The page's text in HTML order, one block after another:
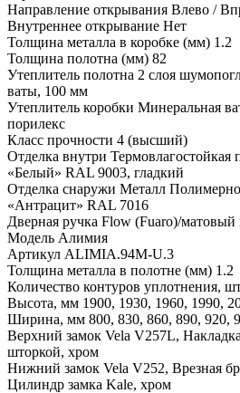
Направление открывания Влево /
Внутреннее открывание Нет
Толщина металла в коробке (мм) 1.2
Толщина полотна (мм) 82
Утеплитель полотна 2 слоя
ваты, 100 мм
Утеплитель коробки Минеральная
порилекс
Класс прочности 4 (высший)
Отделка внутри Термовлагостойкая
«Белый» RAL 9003, гладкий
Отделка снаружи Металл
«Антрацит» RAL 7016
Дверная ручка Flow (Fuaro)/матовый
Модель Алимия
Артикул ALIMIA.94M-U.3
Толщина металла в полотне (мм) 1.2
Количество контуров уплотнения,
Высота, мм 1900, 1930, 1960, 1990,
Ширина, мм 800, 830, 860, 890, 920,
Верхний замок Vela V257L,
шторкой, хром
Нижний замок Vela V252, Врезная
Цилиндр замка Kale, хром